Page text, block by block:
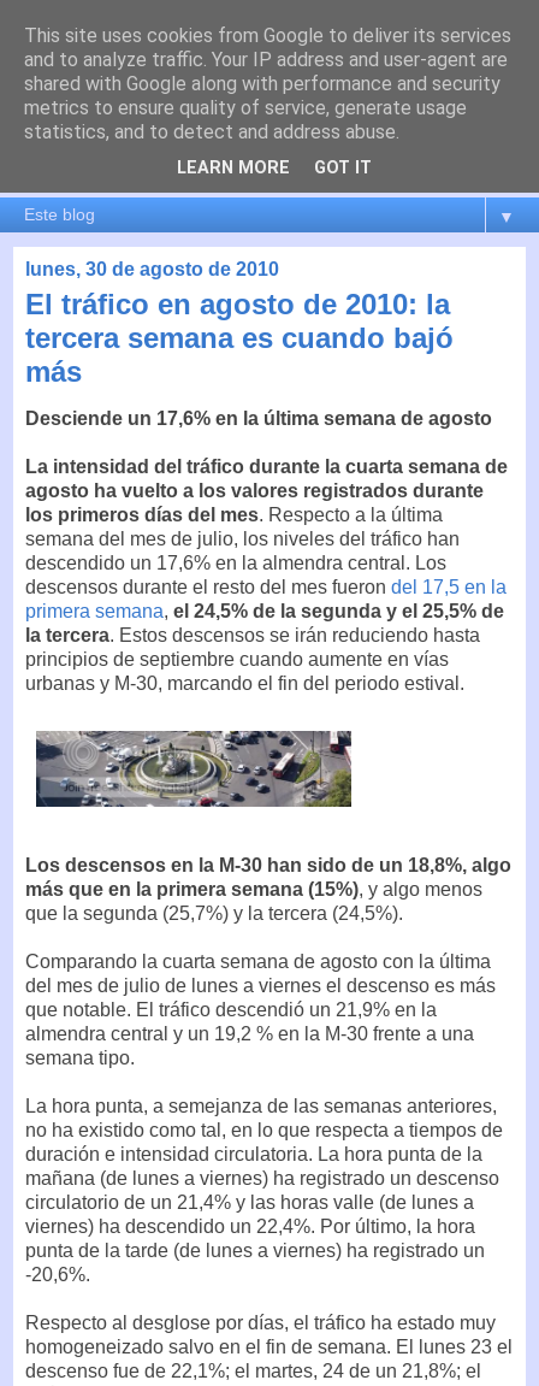
es por madrid
El blog de Madrid y su actualidad, proyectos, transporte,
movilidad, arquitectura, participación, medio ambiente,
educación, empleo, ...
▼
lunes, 30 de agosto de 2010
El tráfico en agosto de 2010: la
tercera semana es cuando bajó
más
Desciende un 17,6% en la última semana de agosto
La intensidad del tráfico durante la cuarta semana de
agosto ha vuelto a los valores registrados durante
los primeros días del mes. Respecto a la última
semana del mes de julio, los niveles del tráfico han
descendido un 17,6% en la almendra central. Los
descensos durante el resto del mes fueron del 17,5 en la
primera semana, el 24,5% de la segunda y el 25,5% de
la tercera. Estos descensos se irán reduciendo hasta
principios de septiembre cuando aumente en vías
urbanas y M-30, marcando el fin del periodo estival.
Los descensos en la M-30 han sido de un 18,8%, algo
más que en la primera semana (15%), y algo menos
que la segunda (25,7%) y la tercera (24,5%).
Comparando la cuarta semana de agosto con la última
del mes de julio de lunes a viernes el descenso es más
que notable. El tráfico descendió un 21,9% en la
almendra central y un 19,2 % en la M-30 frente a una
semana tipo.
La hora punta, a semejanza de las semanas anteriores,
no ha existido como tal, en lo que respecta a tiempos de
duración e intensidad circulatoria. La hora punta de la
mañana (de lunes a viernes) ha registrado un descenso
circulatorio de un 21,4% y las horas valle (de lunes a
viernes) ha descendido un 22,4%. Por último, la hora
punta de la tarde (de lunes a viernes) ha registrado un
-20,6%.
Respecto al desglose por días, el tráfico ha estado muy
homogeneizado salvo en el fin de semana. El lunes 23 el
descenso fue de 22,1%; el martes, 24 de un 21,8%; el
This site uses cookies from Google to deliver its services
and to analyze traffic. Your IP address and user-agent are
shared with Google along with performance and security
metrics to ensure quality of service, generate usage
statistics, and to detect and address abuse.
LEARN MORE GOT IT